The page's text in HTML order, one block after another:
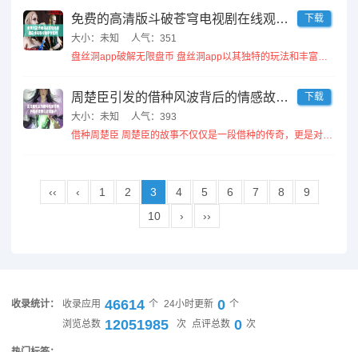
免费的高清版斗破苍穹电视剧在线观看樱桃平台推荐
大小：未知
人气：351
盘丝洞app破解无限盘币 盘丝洞app以其独特的玩法和丰富的功能受到用户的喜爱，破解无限盘币的功能尤为吸引...
下载
周楚臣引发的借种风波背后的情感故事与启示解析
大小：未知
人气：393
借种周楚臣 周楚臣的故事不仅仅是一段借种的传奇，更是对人性与亲情的深刻探讨。他的选择让人反思，如何在现代社...
下载
‹‹ ‹ 1 2 3 4 5 6 7 8
9
10
› ››
收录统计： 收录应用 46614 个 24小时更新 0 个
浏览总数 12051985 次 点评总数 0 次